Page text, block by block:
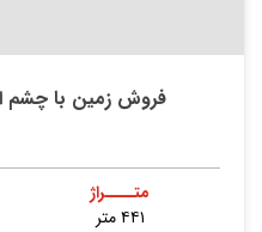
فروش زمین با چشم
متــــراژ
۴۴۱ متر